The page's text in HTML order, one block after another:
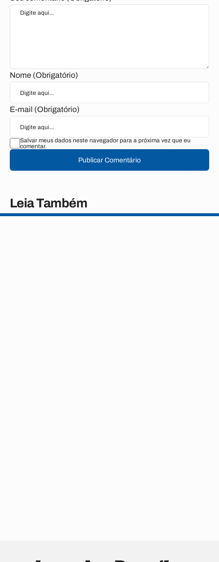
Nome (Obrigatório)
E-mail (Obrigatório)
Salvar meus dados neste navegador para a próxima vez que eu
comentar.
Publicar Comentário
Leia Também